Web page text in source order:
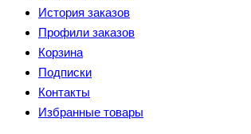
История заказов
Профили заказов
Корзина
Подписки
Контакты
Избранные товары